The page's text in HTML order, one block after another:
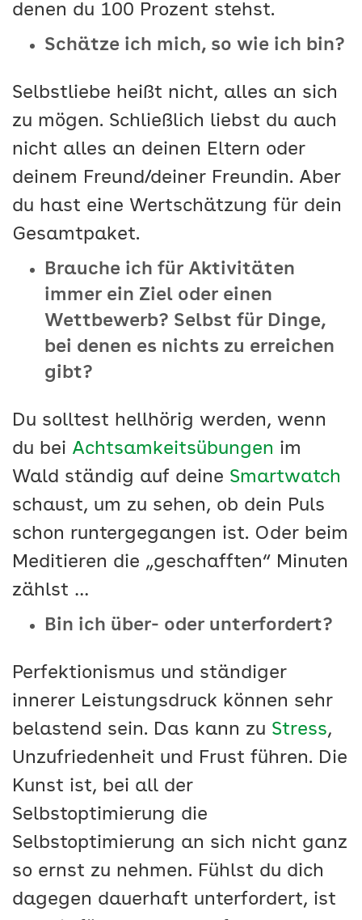
denen du 100 Prozent stehst.
Schätze ich mich, so wie ich bin?
Selbstliebe heißt nicht, alles an sich
zu mögen. Schließlich liebst du auch
nicht alles an deinen Eltern oder
deinem Freund/deiner Freundin. Aber
du hast eine Wertschätzung für dein
Gesamtpaket.
Brauche ich für Aktivitäten
immer ein Ziel oder einen
Wettbewerb? Selbst für Dinge,
bei denen es nichts zu erreichen
gibt?
Du solltest hellhörig werden, wenn
du bei Achtsamkeitsübungen im
Wald ständig auf deine Smartwatch
schaust, um zu sehen, ob dein Puls
schon runtergegangen ist. Oder beim
Meditieren die „geschafften“ Minuten
zählst …
Bin ich über- oder unterfordert?
Perfektionismus und ständiger
innerer Leistungsdruck können sehr
belastend sein. Das kann zu Stress,
Unzufriedenheit und Frust führen. Die
Kunst ist, bei all der
Selbstoptimierung die
Selbstoptimierung an sich nicht ganz
so ernst zu nehmen. Fühlst du dich
dagegen dauerhaft unterfordert, ist